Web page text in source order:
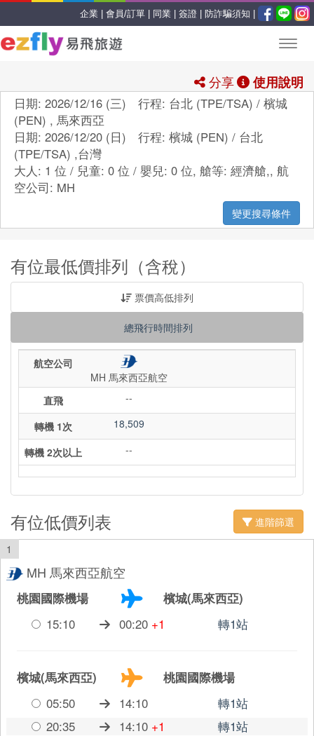
企業 | 會員/訂單 | 同業 | 簽證 | 防詐騙須知 |
分享 使用說明
日期: 2026/12/16 (三) 行程: 台北 (TPE/TSA) / 檳城
(PEN) , 馬來西亞
日期: 2026/12/20 (日) 行程: 檳城 (PEN) / 台北
(TPE/TSA) ,台灣
大人: 1 位 / 兒童: 0 位 / 嬰兒: 0 位, 艙等: 經濟艙,, 航
空公司: MH
變更搜尋條件
有位最低價排列（含稅）
票價高低排列
總飛行時間排列
航空公司
MH 馬來西亞航空
直飛
--
轉機 1次 18,509
轉機 2次以上 --
有位低價列表
進階篩選
1
MH 馬來西亞航空
桃園國際機場
檳城(馬來西亞)
15:10
00:20 +1 轉1站
檳城(馬來西亞)
桃園國際機場
05:50
14:10
轉1站
20:35
14:10 +1 轉1站